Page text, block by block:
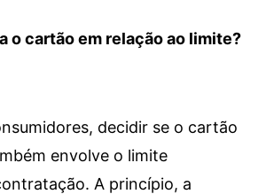
o cartão em relação ao limite?
decidir se o cartão
envolve o limite
A princípio, a